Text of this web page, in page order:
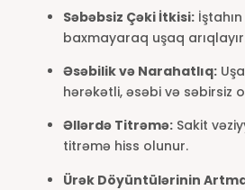
Səbəbsiz Çəki İtkisi:
baxmayaraq uşaq
Əsəbilik və Narahatlıq:
hərəkətli, əsəbi və səbirsiz
Əllərdə Titrəmə: Sakit
titrəmə hiss olunur.
Ürək Döyüntülərinin